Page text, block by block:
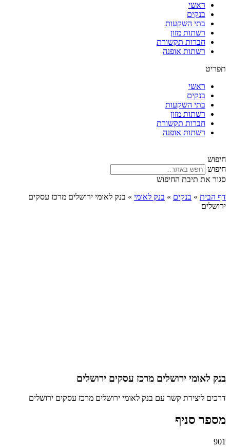
ראשי
בנקים
בתי השקעות
רשתות מזון
חברות תקשורת
רשתות אופנה
תפריט
ראשי
בנקים
בתי השקעות
רשתות מזון
חברות תקשורת
רשתות אופנה
חיפוש
חיפוש
סגור את תיבת החיפוש
דף הבית » בנקים » בנק לאומי » בנק לאומי ירושלים מרכז עסקים
ירושלים
בנק לאומי ירושלים מרכז עסקים ירושלים
דרכים ליצירת קשר עם בנק לאומי ירושלים מרכז עסקים ירושלים
מספר סניף
901